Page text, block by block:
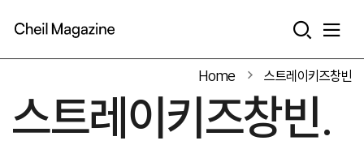
Home 스트레이키즈창빈
스트레이키즈창빈.